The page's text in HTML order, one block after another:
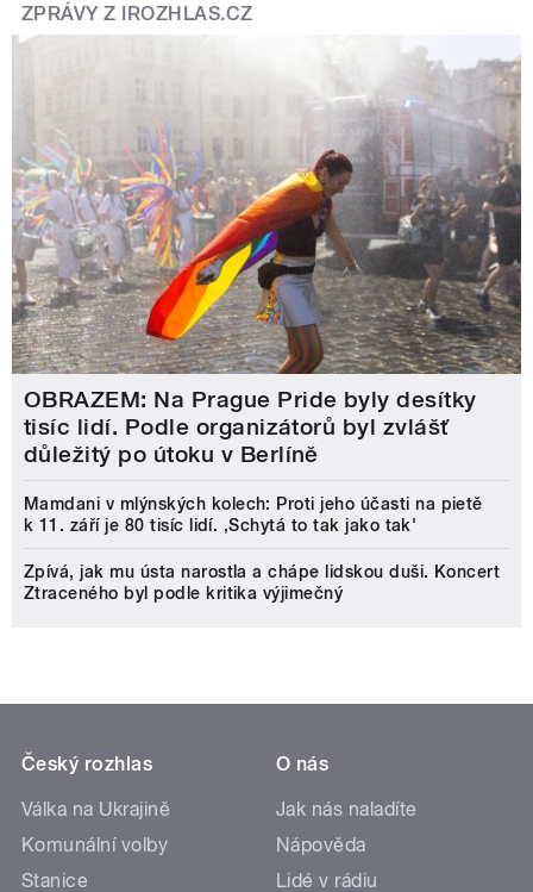
ZPRÁVY Z IROZHLAS.CZ
OBRAZEM: Na Prague Pride byly desítky
tisíc lidí. Podle organizátorů byl zvlášť
důležitý po útoku v Berlíně
Mamdani v mlýnských kolech: Proti jeho účasti na pietě
k 11. září je 80 tisíc lidí. ‚Schytá to tak jako tak'
Zpívá, jak mu ústa narostla a chápe lidskou duši. Koncert
Ztraceného byl podle kritika výjimečný
Český rozhlas
Válka na Ukrajině
Komunální volby
Stanice
O nás
Jak nás naladíte
Nápověda
Lidé v rádiu